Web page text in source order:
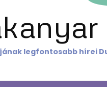
legfontosabb hírei